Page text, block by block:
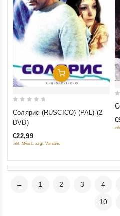
Добавить В Корзину
5
Солярис (RUSCICO) (PAL) (2
DVD)
€22,99
inkl. Mwst., zzgl. Versand
← 1 2 3 4
10